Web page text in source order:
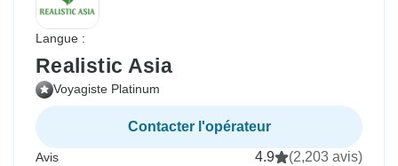
Langue :
Realistic Asia
Voyagiste Platinum
Contacter l'opérateur
Avis 4.9 (2,203 avis)